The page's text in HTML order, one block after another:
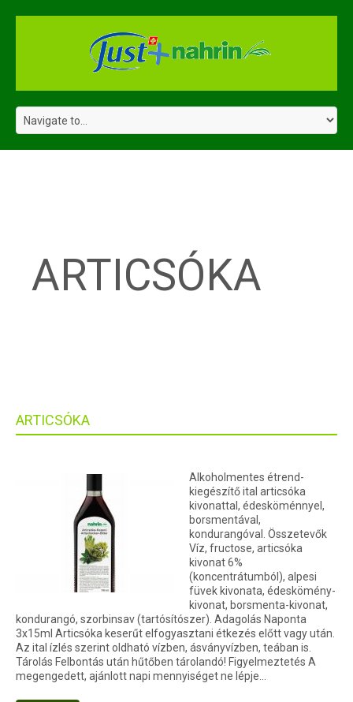
ARTICSÓKA
ARTICSÓKA
Alkoholmentes étrend-
kiegészítő ital articsóka
kivonattal, édesköménnyel,
borsmentával,
kondurangóval. Összetevők
Víz, fructose, articsóka
kivonat 6%
(koncentrátumból), alpesi
füvek kivonata, édeskömény-
kivonat, borsmenta-kivonat,
kondurangó, szorbinsav (tartósítószer). Adagolás Naponta
3x15ml Articsóka keserűt elfogyasztani étkezés előtt vagy után.
Az ital ízlés szerint oldható vízben, ásványvízben, teában is.
Tárolás Felbontás után hűtőben tárolandó! Figyelmeztetés A
megengedett, ajánlott napi mennyiséget ne lépje…